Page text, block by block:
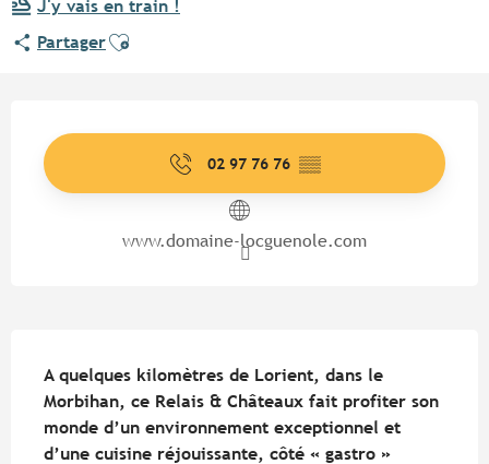
J'y vais en train !
PartagerAjouter aux favoris
02 97 76 76 ▒▒
www.domaine-locguenole.com
A quelques kilomètres de Lorient, dans le
Morbihan, ce Relais & Châteaux fait profiter son
monde d’un environnement exceptionnel et
d’une cuisine réjouissante, côté « gastro »